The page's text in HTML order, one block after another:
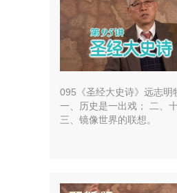
095《圣经大史诗》远志明
一、历史是一出戏； 二、
三、镜像世界的联想。